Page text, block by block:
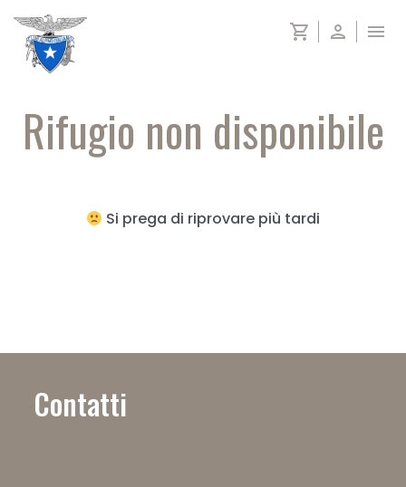
contenuto
shopping_cart person menu
Rifugio non disponibile
Si prega di riprovare più tardi
Contatti